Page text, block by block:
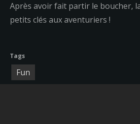
Après avoir fait partir le boucher,
petits clés aux aventuriers !
Tags
Fun